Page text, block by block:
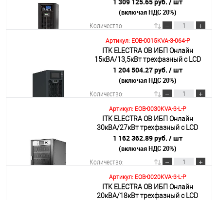
Подробнее
80х12AH
(включая НДС 20%)
Количество:
В корзину
Подробнее
Артикул: EOB-0015KVA-3-064-P
ITK ELECTRA OB ИБП Онлайн
15кВА/13,5кВт трехфазный с LCD
дисплеем 384VDC с АКБ 64х7AH
1 204 504.27 руб. / шт
(включая НДС 20%)
Количество:
В корзину
Подробнее
Артикул: EOB-0030KVA-3-L-P
ITK ELECTRA OB ИБП Онлайн
30кВА/27кВт трехфазный с LCD
дисплеем 384-480VDC без АКБ с
регулируемым зарядным
устройством
1 162 362.89 руб. / шт
(включая НДС 20%)
Количество:
В корзину
Артикул: EOB-0020KVA-3-L-P
ITK ELECTRA OB ИБП Онлайн
20кВА/18кВт трехфазный с LCD